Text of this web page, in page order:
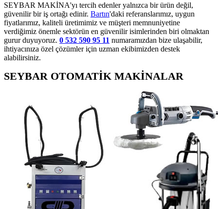
SEYBAR MAKİNA'yı tercih edenler yalnızca bir ürün değil,
güvenilir bir iş ortağı edinir. Bartın'daki referanslarımız, uygun
fiyatlarımız, kaliteli üretimimiz ve müşteri memnuniyetine
verdiğimiz önemle sektörün en güvenilir isimlerinden biri olmaktan
gurur duyuyoruz. 0 532 590 95 11 numaramızdan bize ulaşabilir,
ihtiyacınıza özel çözümler için uzman ekibimizden destek
alabilirsiniz.
SEYBAR OTOMATİK MAKİNALAR